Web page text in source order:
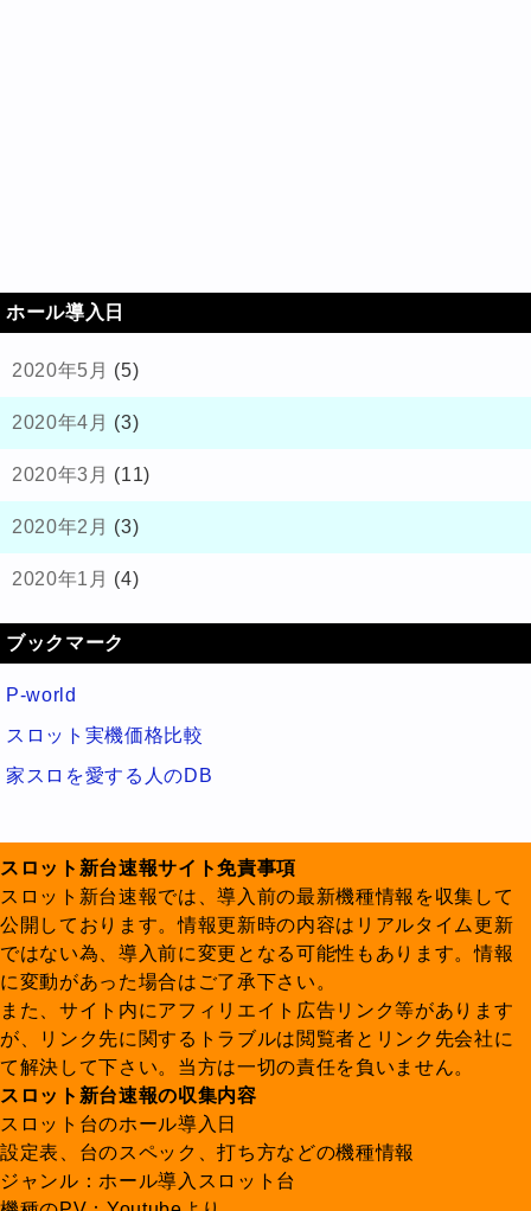
ホール導入日
2020年5月 (5)
2020年4月 (3)
2020年3月 (11)
2020年2月 (3)
2020年1月 (4)
ブックマーク
P-world
スロット実機価格比較
家スロを愛する人のDB
スロット新台速報サイト免責事項
スロット新台速報では、導入前の最新機種情報を収集して
公開しております。情報更新時の内容はリアルタイム更新
ではない為、導入前に変更となる可能性もあります。情報
に変動があった場合はご了承下さい。
また、サイト内にアフィリエイト広告リンク等があります
が、リンク先に関するトラブルは閲覧者とリンク先会社に
て解決して下さい。当方は一切の責任を負いません。
スロット新台速報の収集内容
スロット台のホール導入日
設定表、台のスペック、打ち方などの機種情報
ジャンル：ホール導入スロット台